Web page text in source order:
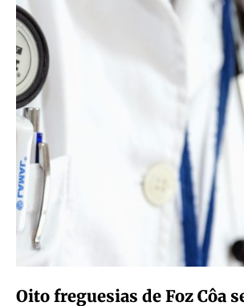
Oito freguesias de Foz Côa